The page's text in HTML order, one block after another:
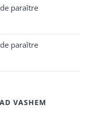
paraître
paraître
VASHEM